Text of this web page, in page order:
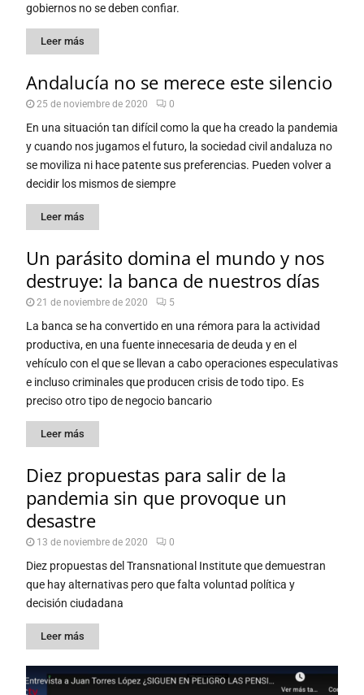
gobiernos no se deben confiar.
Leer más
Andalucía no se merece este silencio
25 de noviembre de 2020 0
En una situación tan difícil como la que ha creado la pandemia
y cuando nos jugamos el futuro, la sociedad civil andaluza no
se moviliza ni hace patente sus preferencias. Pueden volver a
decidir los mismos de siempre
Leer más
Un parásito domina el mundo y nos
destruye: la banca de nuestros días
21 de noviembre de 2020 5
La banca se ha convertido en una rémora para la actividad
productiva, en una fuente innecesaria de deuda y en el
vehículo con el que se llevan a cabo operaciones especulativas
e incluso criminales que producen crisis de todo tipo. Es
preciso otro tipo de negocio bancario
Leer más
Diez propuestas para salir de la
pandemia sin que provoque un
desastre
13 de noviembre de 2020 0
Diez propuestas del Transnational Institute que demuestran
que hay alternativas pero que falta voluntad política y
decisión ciudadana
Leer más